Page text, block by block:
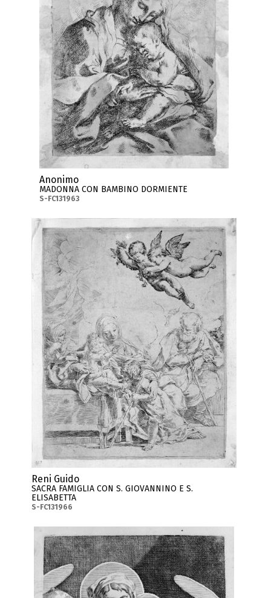
Anonimo
MADONNA CON BAMBINO DORMIENTE
S-FC131963
Reni Guido
SACRA FAMIGLIA CON S. GIOVANNINO E S.
ELISABETTA
S-FC131966